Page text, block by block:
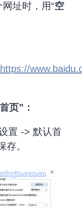
址时，用“空
https://
页”：
置 -> 默认首
。